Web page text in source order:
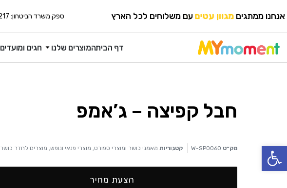
פתח סרגל נגישות
אנחנו ממתגים מגוון עטיםעם משלוחים לכל הארץ ספק משרד הביטחון: 0011020217
דף הביתהמוצרים שלנו חגים ומועדים
חבל קפיצה – ג’אמפ
מק״ט W-SP0060 קטגוריות מאמני כושר ומוצרי ספורט, מוצרי פנאי ונופש, מוצרים לחדר כושר
הצעת מחיר